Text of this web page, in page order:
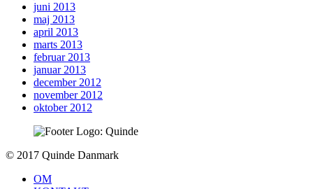
juni 2013
maj 2013
april 2013
marts 2013
februar 2013
januar 2013
december 2012
november 2012
oktober 2012
To
© 2017 Quinde Danmark
OM